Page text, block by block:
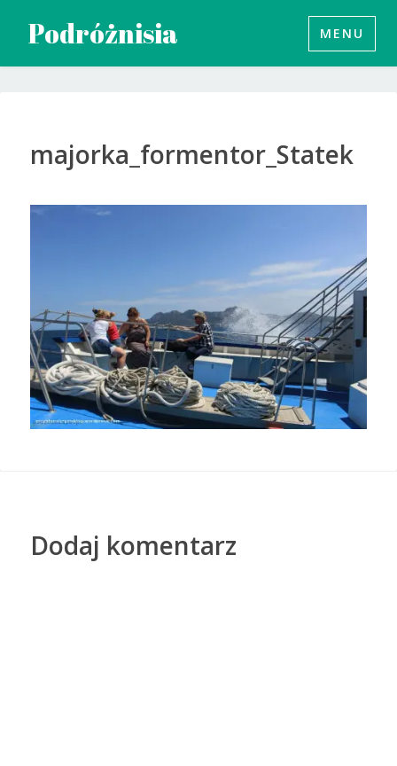
treści
Podróżnisia MENU
majorka_formentor_Statek
Dodaj komentarz